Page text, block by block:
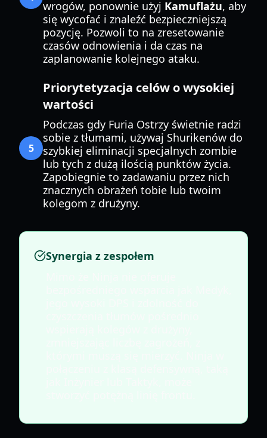
wrogów, ponownie użyj Kamuflażu, aby
się wycofać i znaleźć bezpieczniejszą
pozycję. Pozwoli to na zresetowanie
czasów odnowienia i da czas na
zaplanowanie kolejnego ataku.
5
Priorytetyzacja celów o wysokiej
wartości
Podczas gdy Furia Ostrzy świetnie radzi
sobie z tłumami, używaj Shurikenów do
szybkiej eliminacji specjalnych zombie
lub tych z dużą ilością punktów życia.
Zapobiegnie to zadawaniu przez nich
znacznych obrażeń tobie lub twoim
kolegom z drużyny.
Synergia z zespołem